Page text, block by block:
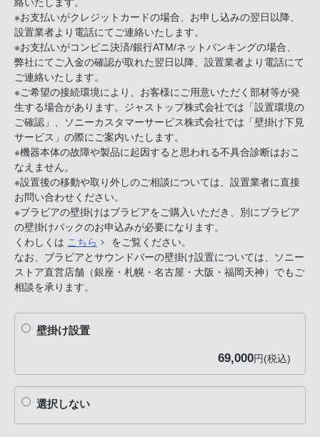
絡いたします。
※お支払いがクレジットカードの場合、お申し込みの翌日以降、
設置業者より電話にてご連絡いたします。
※お支払いがコンビニ決済/銀行ATM/ネットバンキングの場合、
弊社にてご入金の確認が取れた翌日以降、設置業者より電話にて
ご連絡いたします。
※ご希望の接続環境により、お客様にご用意いただく部材等が発
生する場合があります。ジャストップ株式会社では「設置環境の
ご確認」、ソニーカスタマーサービス株式会社では「壁掛け下見
サービス」の際にご案内いたします。
※機器本体の故障や製品に起因すると思われる不具合診断はおこ
なえません。
※設置後の移動や取り外しのご相談については、設置業者に直接
お問い合わせください。
※ブラビアの壁掛けはブラビアをご購入いただき、別にブラビア
の壁掛けパックのお申込みが必要になります。
くわしくは こちら
をご覧ください。
なお、ブラビアとサウンドバーの壁掛け設置については、ソニー
ストア直営店舗（銀座・札幌・名古屋・大阪・福岡天神）でもご
相談を承ります。
壁掛け設置
69,000円(税込)
選択しない